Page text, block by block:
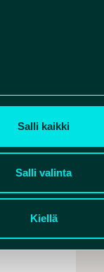
Salli kaikki
Salli valinta
Kiellä
von